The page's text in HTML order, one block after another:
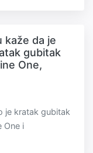
kaže da je
gubitak
One,
je kratak gubitak
One i